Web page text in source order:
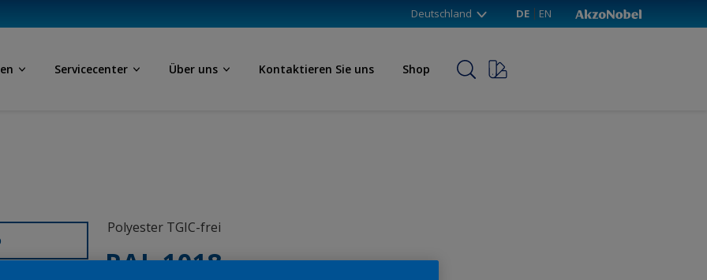
Deutschland DE EN
Servicecenter Über uns Kontaktieren Sie uns Shop
Polyester TGIC-frei
RAL 1018